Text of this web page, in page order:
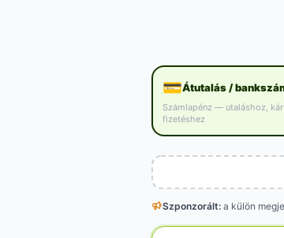
💳Átutalás /
Számlapénz — utaláshoz,
fizetéshez
Szponzorált: a külön